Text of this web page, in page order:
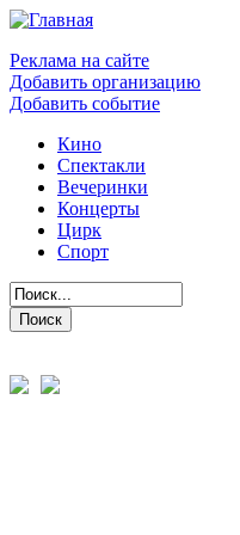
Реклама на сайте
Добавить организацию
Добавить событие
Кино
Спектакли
Вечеринки
Концерты
Цирк
Спорт